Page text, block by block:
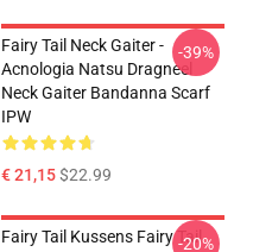
Fairy Tail Neck Gaiter -
Acnologia Natsu Dragneel
Neck Gaiter Bandanna Scarf
IPW
€ 21,15$22.99
-39%
Fairy Tail Kussens Fairy Tail
-20%